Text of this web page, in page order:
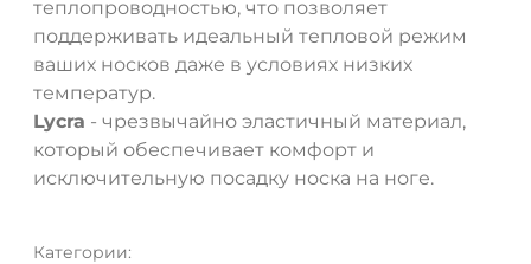
теплопроводностью, что позволяет
поддерживать идеальный тепловой режим
ваших носков даже в условиях низких
температур.
Lycra - чрезвычайно эластичный материал,
который обеспечивает комфорт и
исключительную посадку носка на ноге.
Категории: